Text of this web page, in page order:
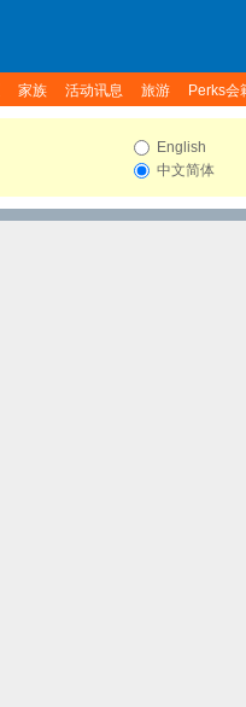
家族 活动讯息 旅游 Perks会
English
中文简体